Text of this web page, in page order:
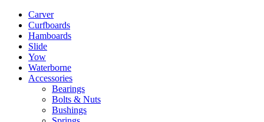
Carver
Curfboards
Hamboards
Slide
Yow
Waterborne
Accessories
Bearings
Bolts & Nuts
Bushings